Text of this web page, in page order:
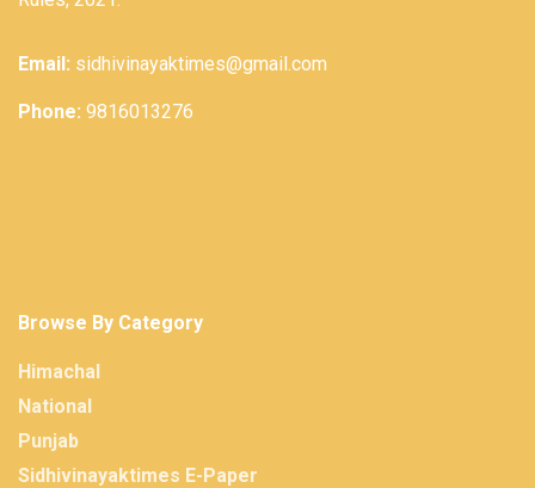
Email: sidhivinayaktimes@gmail.com
Phone: 9816013276
Browse By Category
Himachal
National
Punjab
Sidhivinayaktimes E-Paper